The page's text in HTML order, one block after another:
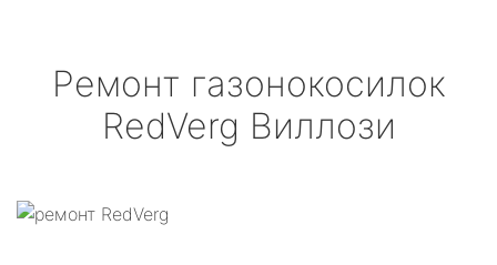
Ремонт газонокосилок
RedVerg Виллози